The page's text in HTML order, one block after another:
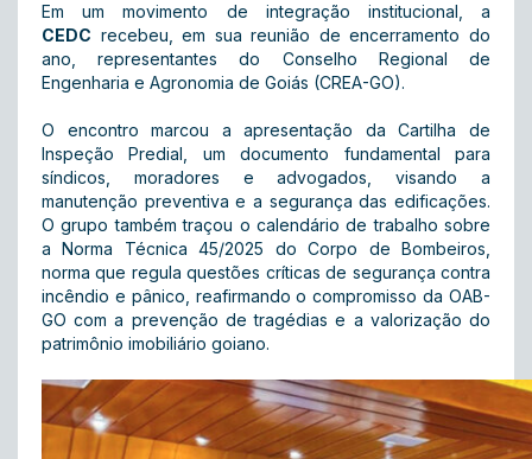
Em um movimento de integração institucional, a
CEDC recebeu, em sua reunião de encerramento do
ano, representantes do Conselho Regional de
Engenharia e Agronomia de Goiás (CREA-GO).
O encontro marcou a apresentação da Cartilha de
Inspeção Predial, um documento fundamental para
síndicos, moradores e advogados, visando a
manutenção preventiva e a segurança das edificações.
O grupo também traçou o calendário de trabalho sobre
a Norma Técnica 45/2025 do Corpo de Bombeiros,
norma que regula questões críticas de segurança contra
incêndio e pânico, reafirmando o compromisso da OAB-
GO com a prevenção de tragédias e a valorização do
patrimônio imobiliário goiano.